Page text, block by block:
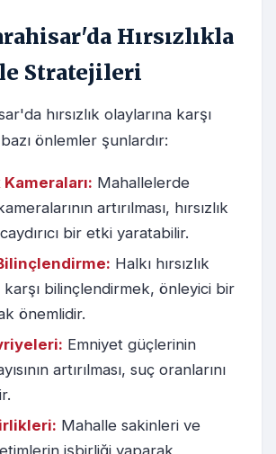
Hırsızlıkla
Stratejileri
hırsızlık olaylarına karşı
önlemler şunlardır:
Mahallelerde
artırılması, hırsızlık
bir etki yaratabilir.
Halkı hırsızlık
karşı bilinçlendirmek, önleyici bir
önemlidir.
Emniyet güçlerinin
artırılması, suç oranlarını
Mahalle sakinleri ve
işbirliği yaparak